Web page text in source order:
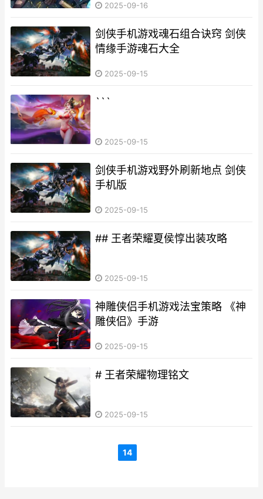
2025-09-16
剑侠手机游戏魂石组合诀窍 剑侠
情缘手游魂石大全
2025-09-15
```
2025-09-15
剑侠手机游戏野外刷新地点 剑侠
手机版
2025-09-15
## 王者荣耀夏侯惇出装攻略
2025-09-15
神雕侠侣手机游戏法宝策略 《神
雕侠侣》手游
2025-09-15
# 王者荣耀物理铭文
2025-09-15
14